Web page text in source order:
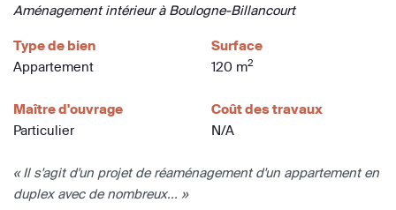
Aménagement intérieur à Boulogne-Billancourt
Type de bien
Appartement
Surface
120 m2
Maître d'ouvrage
Particulier
Coût des travaux
N/A
« Il s'agit d'un projet de réaménagement d'un appartement en
duplex avec de nombreux... »